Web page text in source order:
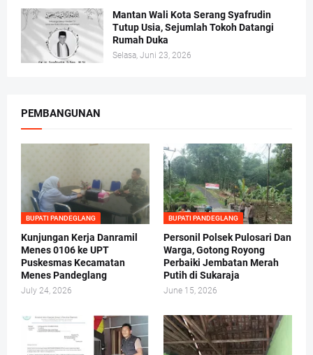
Mantan Wali Kota Serang Syafrudin
Tutup Usia, Sejumlah Tokoh Datangi
Rumah Duka
Selasa, Juni 23, 2026
PEMBANGUNAN
BUPATI PANDEGLANG
Kunjungan Kerja Danramil
Menes 0106 ke UPT
Puskesmas Kecamatan
Menes Pandeglang
July 24, 2026
BUPATI PANDEGLANG
Personil Polsek Pulosari Dan
Warga, Gotong Royong
Perbaiki Jembatan Merah
Putih di Sukaraja
June 15, 2026